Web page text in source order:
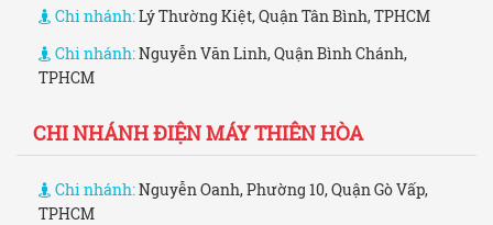
Chi nhánh:Lý Thường Kiệt, Quận Tân Bình, TPHCM
Chi nhánh:Nguyễn Văn Linh, Quận Bình Chánh,
TPHCM
CHI NHÁNH ĐIỆN MÁY THIÊN HÒA
Chi nhánh:Nguyễn Oanh, Phường 10, Quận Gò Vấp,
TPHCM